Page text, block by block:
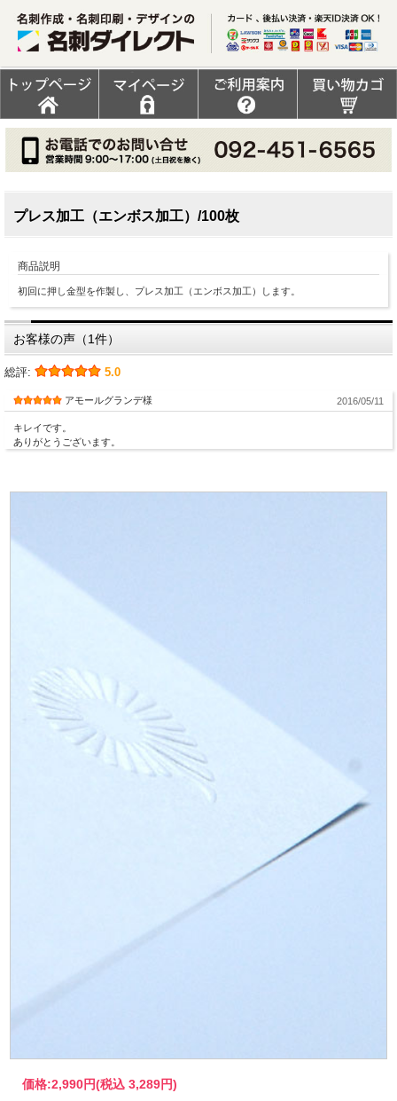
プレス加工（エンボス加工）/100枚
商品説明
初回に押し金型を作製し、プレス加工（エンボス加工）します。
お客様の声（1件）
総評: 5.0
アモールグランデ様 2016/05/11
キレイです。
ありがとうございます。
価格:2,990円(税込 3,289円)